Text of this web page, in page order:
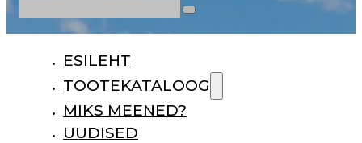
ESILEHT
TOOTEKATALOOG
MIKS MEENED?
UUDISED